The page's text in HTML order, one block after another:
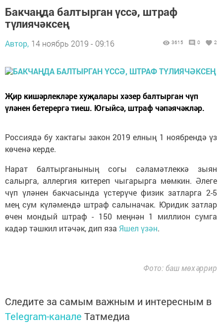
Бакчаңда балтырган үссә, штраф
түлиячәксең
Автор, 14 ноябрь 2019 - 09:16 3615 0 2
Җир кишәрлекләре хуҗалары хәзер балтырган чүп
үләнен бетерергә тиеш. Югыйсә, штраф чәпәячәкләр.
Россиядә бу хактагы закон 2019 елның 1 ноябрендә үз
көченә керде.
Нарат балтырганының согы сәламәтлеккә зыян
салырга, аллергия китереп чыгарырга мөмкин. Әлеге
чүп үләнен бакчасында үстерүче физик затларга 2-5
мең сум күләмендә штраф салыначак. Юридик затлар
өчен мондый штраф - 150 меңнән 1 миллион сумга
кадәр тәшкил итәчәк, дип яза Яшел үзән.
Фото: баш мөхәррир
Следите за самым важным и интересным в
Telegram-канале Татмедиа